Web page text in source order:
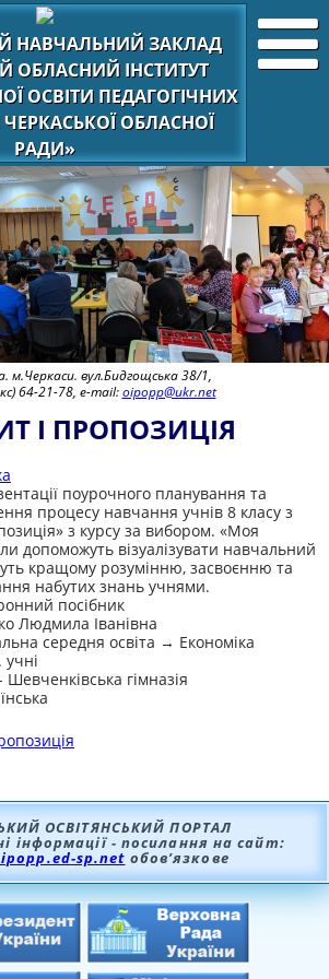
НАВЧАЛЬНИЙ ЗАКЛАД
ОБЛАСНИЙ ІНСТИТУТ
ОСВІТИ ПЕДАГОГІЧНИХ
ОБЛАСНОЇ
РАДИ»
м.Черкаси. вул.Бидгощська 38/1,
64-21-78, e-mail:oipopp@ukr.net
І ПРОПОЗИЦІЯ
поурочного планування та
процесу навчання учнів 8 класу з
з курсу за вибором. «Моя
допоможуть візуалізувати навчальний
кращому розумінню, засвоєнню та
набутих знань учнями.
посібник
Людмила Іванівна
середня освіта → Економіка
учні
Шевченківська гімназія
ОСВІТЯНСЬКИЙ ПОРТАЛ
інформації - посилання на сайт:
sp.net обов’язкове